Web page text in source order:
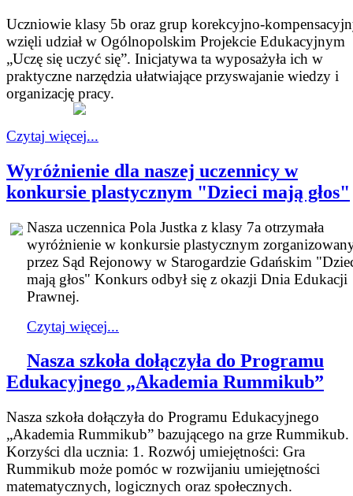
Uczniowie klasy 5b oraz grup korekcyjno-
wzięli udział w Ogólnopolskim Projekcie Edukacyjnym
„Uczę się uczyć się”. Inicjatywa ta wyposażyła ich w
praktyczne narzędzia ułatwiające przyswajanie wiedzy i
organizację pracy.
Czytaj więcej...
Wyróżnienie dla naszej uczennicy w
konkursie plastycznym "Dzieci mają głos"
Nasza uczennica Pola Justka z klasy 7a otrzymała
wyróżnienie w konkursie plastycznym
przez Sąd Rejonowy w Starogardzie Gdańskim
mają głos" Konkurs odbył się z okazji Dnia Edukacji
Prawnej.
Czytaj więcej...
Nasza szkoła dołączyła do Programu
Edukacyjnego „Akademia Rummikub”
Nasza szkoła dołączyła do Programu Edukacyjnego
„Akademia Rummikub” bazującego na grze Rummikub.
Korzyści dla ucznia: 1. Rozwój umiejętności: Gra
Rummikub może pomóc w rozwijaniu umiejętności
matematycznych, logicznych oraz społecznych.